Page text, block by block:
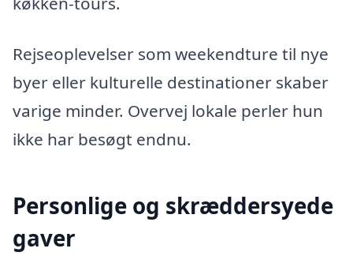
Rejseoplevelser som weekendture til nye
byer eller kulturelle destinationer skaber
varige minder. Overvej lokale perler hun
ikke har besøgt endnu.
Personlige og skræddersyede
gaver